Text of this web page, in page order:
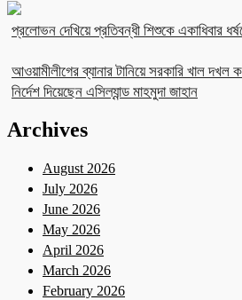
প্রলোভন দেখিয়ে প্রতিবন্ধী শিশুকে একাধিবার
আওয়ামীলীগের ব্যানার টানিয়ে সরকারি খাল দখল
নির্দেশ দিয়েছেন এসিল্যান্ড মাহমুদা জাহান
Archives
August 2026
July 2026
June 2026
May 2026
April 2026
March 2026
February 2026